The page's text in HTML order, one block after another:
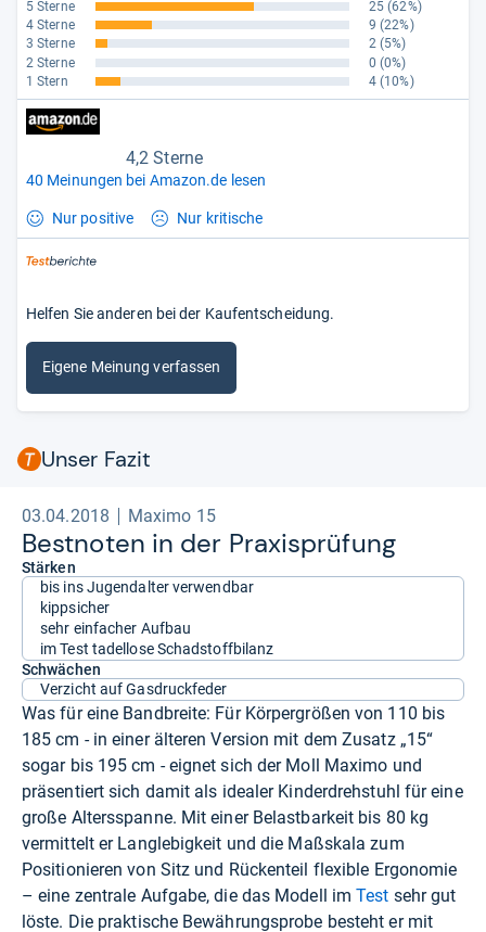
5 Sterne 25 (62%)
4 Sterne
9 (22%)
3 Sterne
2 (5%)
2 Sterne
0 (0%)
1 Stern
4 (10%)
4,2 Sterne
40 Meinungen bei Amazon.de lesen
Nur positive Nur kritische
Helfen Sie anderen bei der Kaufentscheidung.
Eigene Meinung verfassen
Unser Fazit
03.04.2018 Maximo 15
Best­no­ten in der Pra­xis­prü­fung
Stärken
bis ins Jugendalter verwendbar
kippsicher
sehr einfacher Aufbau
im Test tadellose Schadstoffbilanz
Schwächen
Verzicht auf Gasdruckfeder
Was für eine Bandbreite: Für Körpergrößen von 110 bis
185 cm - in einer älteren Version mit dem Zusatz „15“
sogar bis 195 cm - eignet sich der Moll Maximo und
präsentiert sich damit als idealer Kinderdrehstuhl für eine
große Altersspanne. Mit einer Belastbarkeit bis 80 kg
vermittelt er Langlebigkeit und die Maßskala zum
Positionieren von Sitz und Rückenteil flexible Ergonomie
– eine zentrale Aufgabe, die das Modell imTest sehr gut
löste. Die praktische Bewährungsprobe besteht er mit